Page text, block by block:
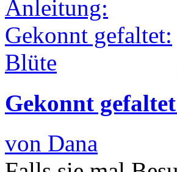
Gekonnt
von Dana